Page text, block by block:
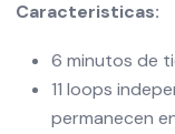
Caracteristicas:
6 minutos de
11 loops
permanecen